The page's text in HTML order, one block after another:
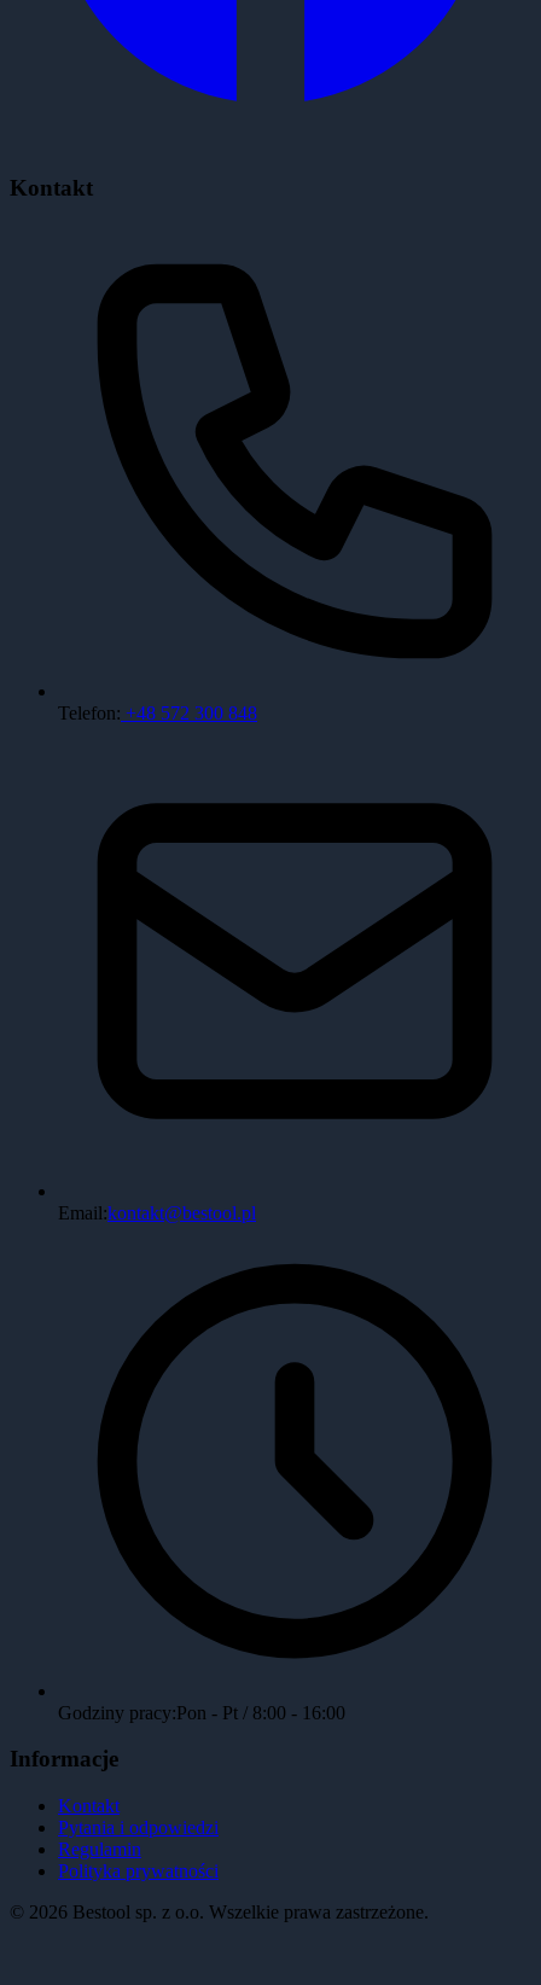
Kontakt
Telefon: +48 572 300 848
Email:kontakt@bestool.pl
Godziny pracy:Pon - Pt / 8:00 - 16:00
Informacje
Kontakt
Pytania i odpowiedzi
Regulamin
Polityka prywatności
© 2026 Bestool sp. z o.o. Wszelkie prawa zastrzeżone.